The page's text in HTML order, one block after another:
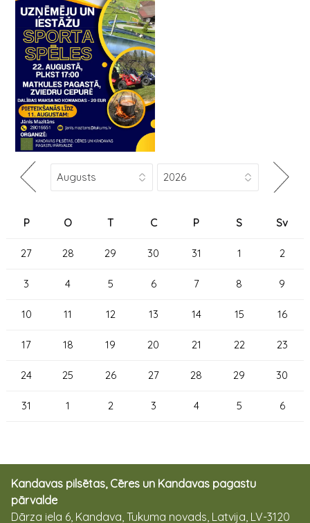
P O T C P S Sv
27 28 29 30 31 1 2
3 4 5 6 7 8 9
10 11 12 13 14 15 16
17 18 19 20 21 22 23
24 25 26 27 28 29 30
31 1 2 3 4 5 6
Kandavas pilsētas, Cēres un Kandavas pagastu
pārvalde
Dārza iela 6, Kandava, Tukuma novads, Latvija, LV-3120